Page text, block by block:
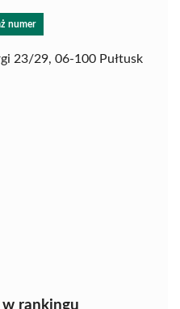
numer
23/29, 06-100 Pułtusk
w rankingu